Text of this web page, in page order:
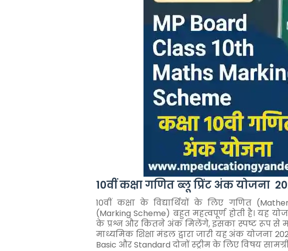
10वीं कक्षा गणित ब्लू प्रिंट अंक योजना
10वीं कक्षा के विद्यार्थियों के लिए गणित
(Marking Scheme) बहुत महत्वपूर्ण होती है। यह
के प्रश्न और कितने अंक मिलेंगे, इसका स्पष्ट रूप से
माध्यमिक शिक्षा मंडल द्वारा जारी यह अंक योजना
Basic और Standard दोनों स्ट्रीम के लिए विषय